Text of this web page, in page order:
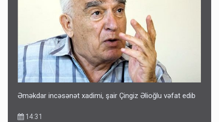
Əməkdar incəsənət xadimi, şair Çingiz Əlioğlu vəfat edib
14:31